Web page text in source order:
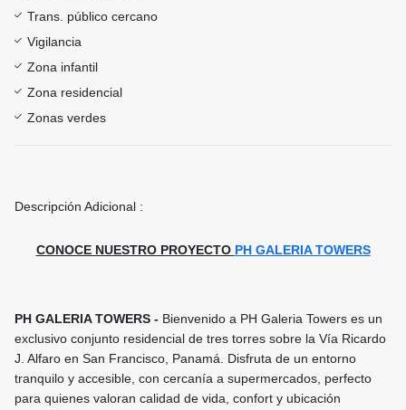
Trans. público cercano
Vigilancia
Zona infantil
Zona residencial
Zonas verdes
Descripción Adicional :
CONOCE NUESTRO PROYECTO PH GALERIA TOWERS
PH GALERIA TOWERS - Bienvenido a PH Galeria Towers es un
exclusivo conjunto residencial de tres torres sobre la Vía Ricardo
J. Alfaro en San Francisco, Panamá. Disfruta de un entorno
tranquilo y accesible, con cercanía a supermercados, perfecto
para quienes valoran calidad de vida, confort y ubicación